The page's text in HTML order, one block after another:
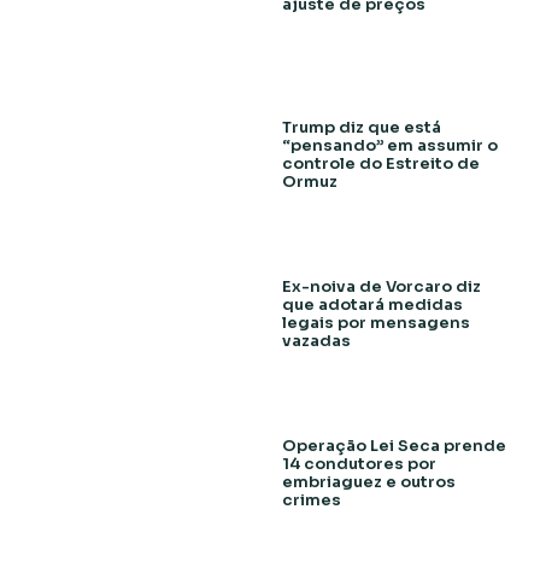
ajuste de preços
Trump diz que está
“pensando” em assumir o
controle do Estreito de
Ormuz
Ex-noiva de Vorcaro diz
que adotará medidas
legais por mensagens
vazadas
Operação Lei Seca prende
14 condutores por
embriaguez e outros
crimes